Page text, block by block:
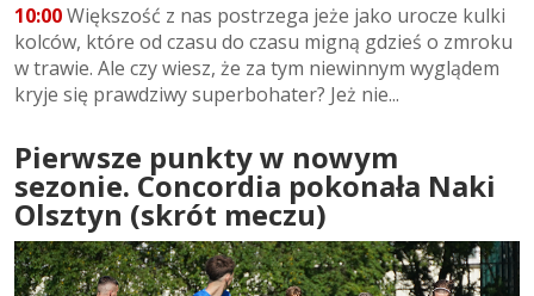
10:00Większość z nas postrzega jeże jako urocze kulki
kolców, które od czasu do czasu migną gdzieś o zmroku
w trawie. Ale czy wiesz, że za tym niewinnym wyglądem
kryje się prawdziwy superbohater? Jeż nie...
Pierwsze punkty w nowym
sezonie. Concordia pokonała Naki
Olsztyn (skrót meczu)